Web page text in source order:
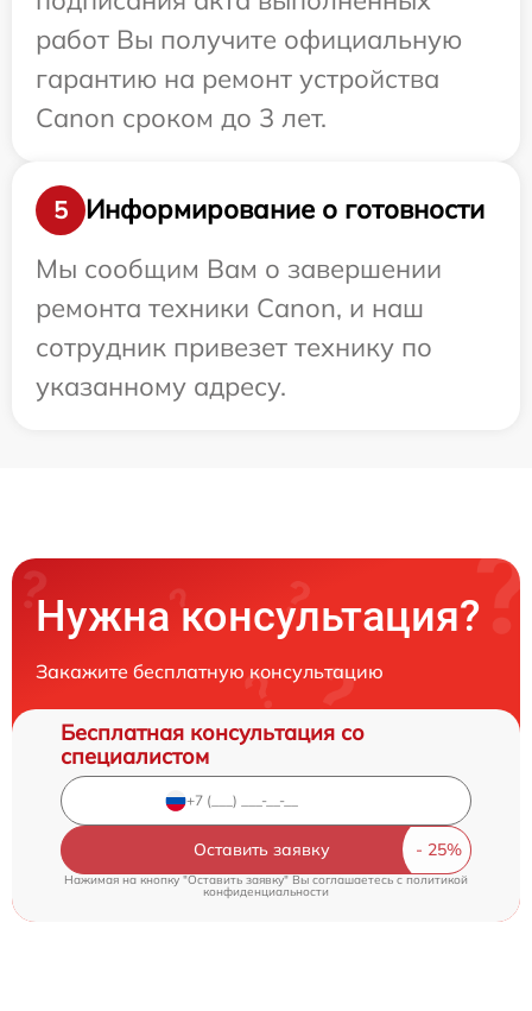
работ Вы получите официальную
гарантию на ремонт устройства
Canon сроком до 3 лет.
5
Информирование о готовности
Мы сообщим Вам о завершении
ремонта техники Canon, и наш
сотрудник привезет технику по
указанному адресу.
Нужна консультация?
Закажите бесплатную консультацию
Бесплатная консультация со
специалистом
Оставить заявку
Нажимая на кнопку "Оставить заявку" Вы соглашаетесь cполитикой
конфиденциальности